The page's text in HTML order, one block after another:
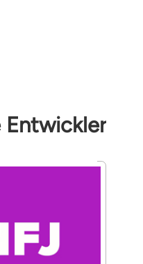
Entwickler